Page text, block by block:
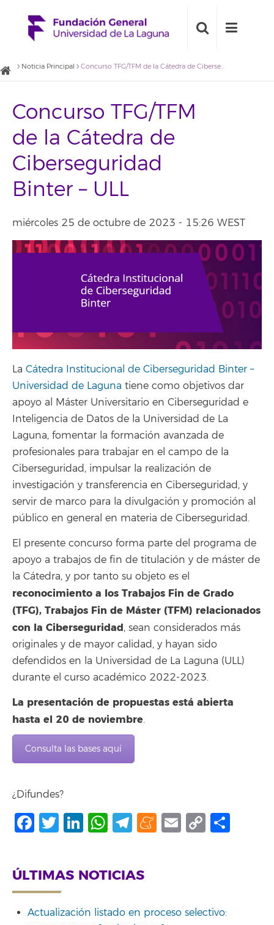
Noticia Principal Concurso TFG/TFM de la Cátedra de Ciberseguridad Binter – ULL
Concurso TFG/TFM
de la Cátedra de
Ciberseguridad
Binter – ULL
miércoles 25 de octubre de 2023 - 15:26 WEST
La Cátedra Institucional de Ciberseguridad Binter –
Universidad de Laguna tiene como objetivos dar
apoyo al Máster Universitario en Ciberseguridad e
Inteligencia de Datos de la Universidad de La
Laguna, fomentar la formación avanzada de
profesionales para trabajar en el campo de la
Ciberseguridad, impulsar la realización de
investigación y transferencia en Ciberseguridad, y
servir de marco para la divulgación y promoción al
público en general en materia de Ciberseguridad.
El presente concurso forma parte del programa de
apoyo a trabajos de fin de titulación y de máster de
la Cátedra, y por tanto su objeto es el
reconocimiento a los Trabajos Fin de Grado
(TFG), Trabajos Fin de Máster (TFM) relacionados
con la Ciberseguridad, sean considerados más
originales y de mayor calidad, y hayan sido
defendidos en la Universidad de La Laguna (ULL)
durante el curso académico 2022-2023.
La presentación de propuestas está abierta
hasta el 20 de noviembre.
Consulta las bases aquí
¿Difundes?
Facebook
Twitter
LinkedIn
WhatsApp
Telegram
Meneame
Email
Copy
ÚLTIMAS NOTICIAS
Actualización listado en proceso selectivo: